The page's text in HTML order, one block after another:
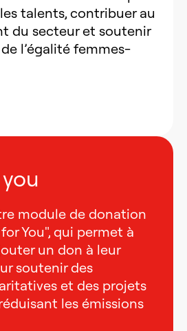
talents, contribuer au
du secteur et soutenir
l’égalité femmes-
module de donation
You", qui permet à
un don à leur
soutenir des
et des projets
les émissions